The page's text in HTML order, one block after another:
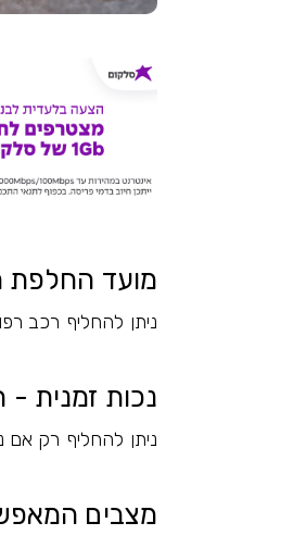
מועד החלפת
ניתן להחליף רכב רפואי לאחר 3.5 שנות שימוש, על פי
נכות זמנית -
ניתן להחליף רק אם נותרו לפחות 6 חודשים עד תום תקופת
מצבים